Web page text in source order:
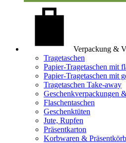
Verpackung &
Tragetaschen
Papier-Tragetaschen mit
Papier-Tragetaschen mit
Tragetaschen Take-away
Geschenkverpackungen
Flaschentaschen
Geschenktüten
Jute, Rupfen
Präsentkarton
Korbwaren &